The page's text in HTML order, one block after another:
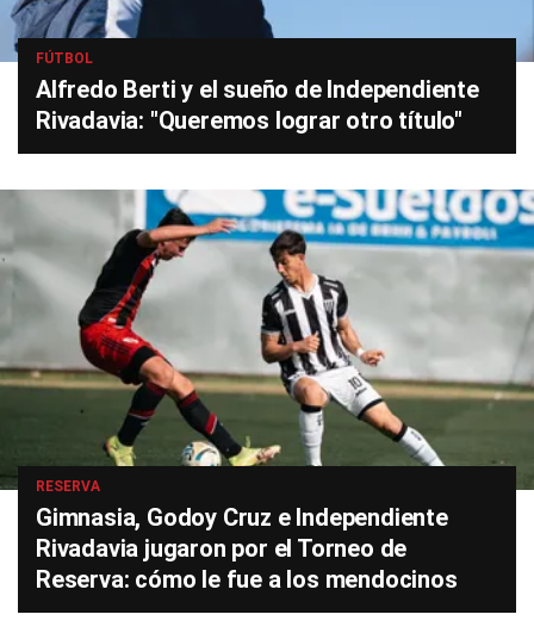
FÚTBOL
Alfredo Berti y el sueño de Independiente
Rivadavia: "Queremos lograr otro título"
RESERVA
Gimnasia, Godoy Cruz e Independiente
Rivadavia jugaron por el Torneo de
Reserva: cómo le fue a los mendocinos